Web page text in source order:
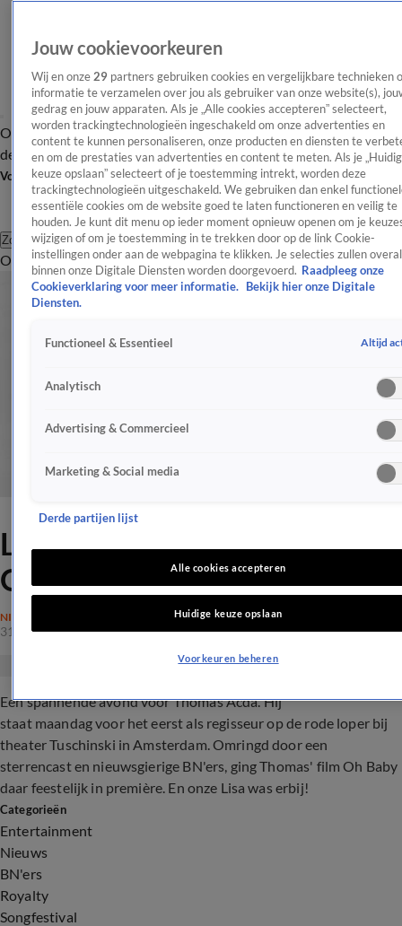
OverzichtAfleveringen Entertainment TV Algemeen
Tip
de redactieNieuwsbrief
Volg Shownieuws
Zoeken
OverzichtEntertainmentSpraakmakendRealityCrimeVideo's
Lisa bij feestelijke première
Oh Baby in Tuschinski
NIEUWS
31 okt 2017, 17:30
Een spannende avond voor Thomas Acda. Hij
staat maandag voor het eerst als regisseur op de rode loper bij
theater Tuschinski in Amsterdam. Omringd door een
sterrencast en nieuwsgierige BN'ers, ging Thomas' film Oh Baby
daar feestelijk in première. En onze Lisa was erbij!
Categorieën
Entertainment
Nieuws
BN'ers
Royalty
Songfestival
Jouw cookievoorkeuren
Wij en onze 29 partners gebruiken cookies en vergelijkbare technieken
informatie te verzamelen over jou als gebruiker van onze website(s),
gedrag en jouw apparaten. Als je „Alle cookies accepteren” selecteert,
worden trackingtechnologieën ingeschakeld om onze advertenties en
content te kunnen personaliseren, onze producten en diensten te
en om de prestaties van advertenties en content te meten. Als je
keuze opslaan” selecteert of je toestemming intrekt, worden deze
trackingtechnologieën uitgeschakeld. We gebruiken dan enkel
essentiële cookies om de website goed te laten functioneren en veilig te
houden. Je kunt dit menu op ieder moment opnieuw openen om je
wijzigen of om je toestemming in te trekken door op de link Cookie-
instellingen onder aan de webpagina te klikken. Je selecties zullen overal
binnen onze Digitale Diensten worden doorgevoerd. Raadpleeg onze
Cookieverklaring voor meer informatie.
Bekijk hier onze Digitale
Diensten.
Functioneel & Essentieel Altijd
Analytisch
Advertising & Commercieel
Marketing & Social media
Derde partijen lijst
Alle cookies accepteren
Huidige keuze opslaan
Voorkeuren beheren